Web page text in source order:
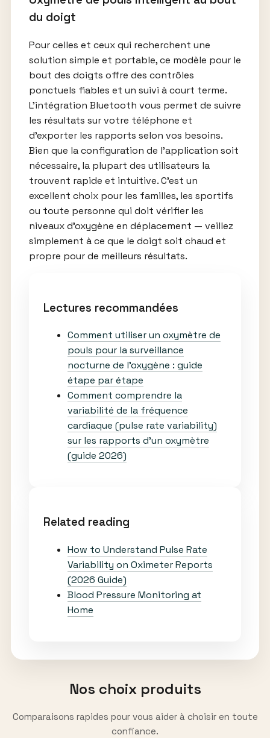
du doigt
Pour celles et ceux qui recherchent une
solution simple et portable, ce modèle pour le
bout des doigts offre des contrôles
ponctuels fiables et un suivi à court terme.
L’intégration Bluetooth vous permet de suivre
les résultats sur votre téléphone et
d’exporter les rapports selon vos besoins.
Bien que la configuration de l’application soit
nécessaire, la plupart des utilisateurs la
trouvent rapide et intuitive. C’est un
excellent choix pour les familles, les sportifs
ou toute personne qui doit vérifier les
niveaux d’oxygène en déplacement — veillez
simplement à ce que le doigt soit chaud et
propre pour de meilleurs résultats.
Lectures recommandées
Comment utiliser un oxymètre de
pouls pour la surveillance
nocturne de l’oxygène : guide
étape par étape
Comment comprendre la
variabilité de la fréquence
cardiaque (pulse rate variability)
sur les rapports d’un oxymètre
(guide 2026)
Related reading
How to Understand Pulse Rate
Variability on Oximeter Reports
(2026 Guide)
Blood Pressure Monitoring at
Home
Nos choix produits
Comparaisons rapides pour vous aider à choisir en toute
confiance.